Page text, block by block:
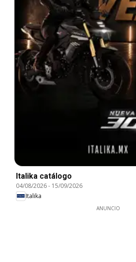
Italika catálogo
04/08/2026- 15/09/2026
Italika
ANUNCIO